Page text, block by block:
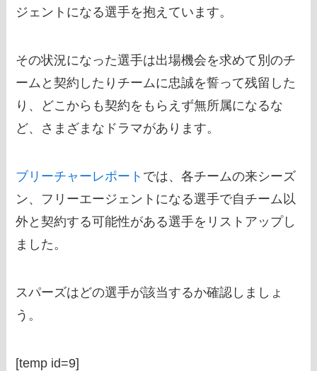
ジェントになる選手を抱えています。
その状況になった選手は出場機会を求めて別のチ
ームと契約したりチームに忠誠を誓って残留した
り、どこからも契約をもらえず無所属になるな
ど、さまざまなドラマがあります。
ブリーチャーレポート では、各チームの来シーズ
ン、フリーエージェントになる選手で自チーム以
外と契約する可能性がある選手をリストアップし
ました。
スパーズはどの選手が該当するか確認しましょ
う。
[temp id=9]